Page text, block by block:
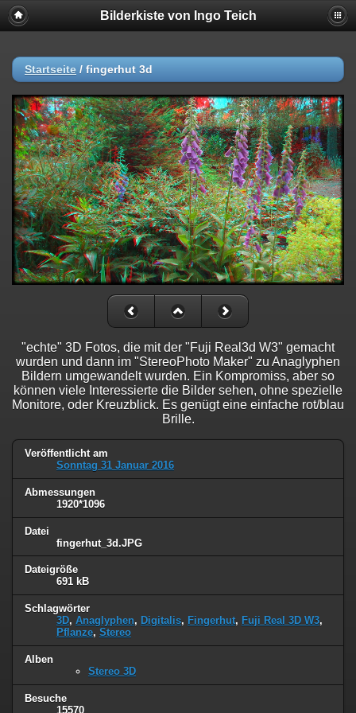
Bilderkiste von Ingo Teich
Startseite / fingerhut 3d
"echte" 3D Fotos, die mit der "Fuji Real3d W3" gemacht
wurden und dann im "StereoPhoto Maker" zu Anaglyphen
Bildern umgewandelt wurden. Ein Kompromiss, aber so
können viele Interessierte die Bilder sehen, ohne spezielle
Monitore, oder Kreuzblick. Es genügt eine einfache rot/blau
Brille.
Veröffentlicht am
Sonntag 31 Januar 2016
Abmessungen
1920*1096
Datei
fingerhut_3d.JPG
Dateigröße
691 kB
Schlagwörter
3D, Anaglyphen, Digitalis, Fingerhut, Fuji Real 3D W3,
Pflanze, Stereo
Alben
Stereo 3D
Besuche
15570